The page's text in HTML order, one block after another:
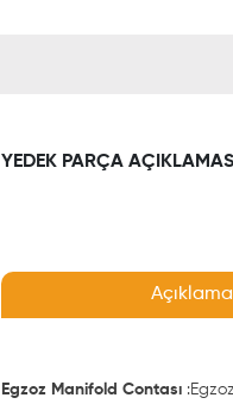
YEDEK PARÇA
Açıklama
Egzoz Manifold Contası